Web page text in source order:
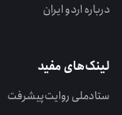
درباره اردو ایران
لینک‌های مفید
ستاد‌ملی روایت‌پیشرفت